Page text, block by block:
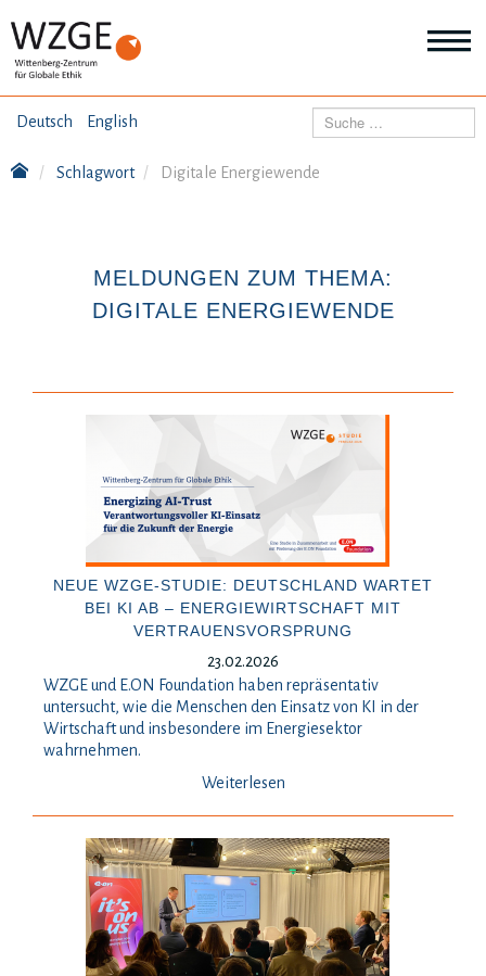
Deutsch English THEMEN
ÜBER UNS
Suchen
Schlagwort Digitale Energiewende
MELDUNGEN ZUM THEMA:
DIGITALE ENERGIEWENDE
NEUE WZGE-STUDIE: DEUTSCHLAND WARTET
BEI KI AB – ENERGIEWIRTSCHAFT MIT
VERTRAUENSVORSPRUNG
23.02.2026
WZGE und E.ON Foundation haben repräsentativ
untersucht, wie die Menschen den Einsatz von KI in der
Wirtschaft und insbesondere im Energiesektor
wahrnehmen.
Weiterlesen